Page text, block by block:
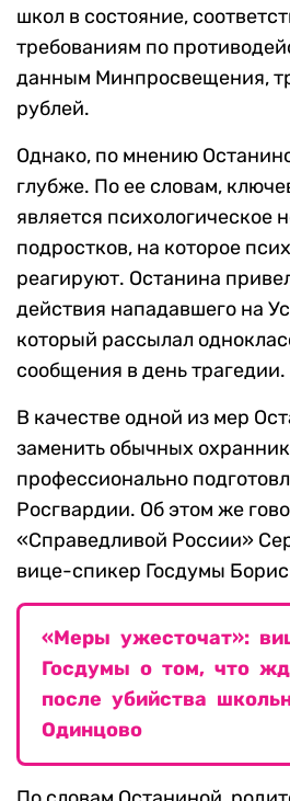
школ в состояние,
требованиям по
данным Минпросвещения,
рублей.
Однако, по мнению
глубже. По ее словам,
является психологическое
подростков, на которое
реагируют. Останина
действия нападавшего на
который рассылал
сообщения в день трагедии.
В качестве одной из мер
заменить обычных
профессионально
Росгвардии. Об этом же
«Справедливой России»
вице-спикер Госдумы
«Меры ужесточат»:
Госдумы о том, что
после убийства
Одинцово